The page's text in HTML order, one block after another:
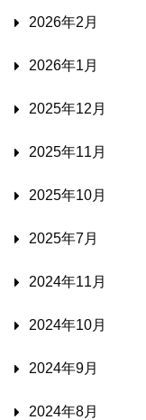
2026年2月
2026年1月
2025年12月
2025年11月
2025年10月
2025年7月
2024年11月
2024年10月
2024年9月
2024年8月